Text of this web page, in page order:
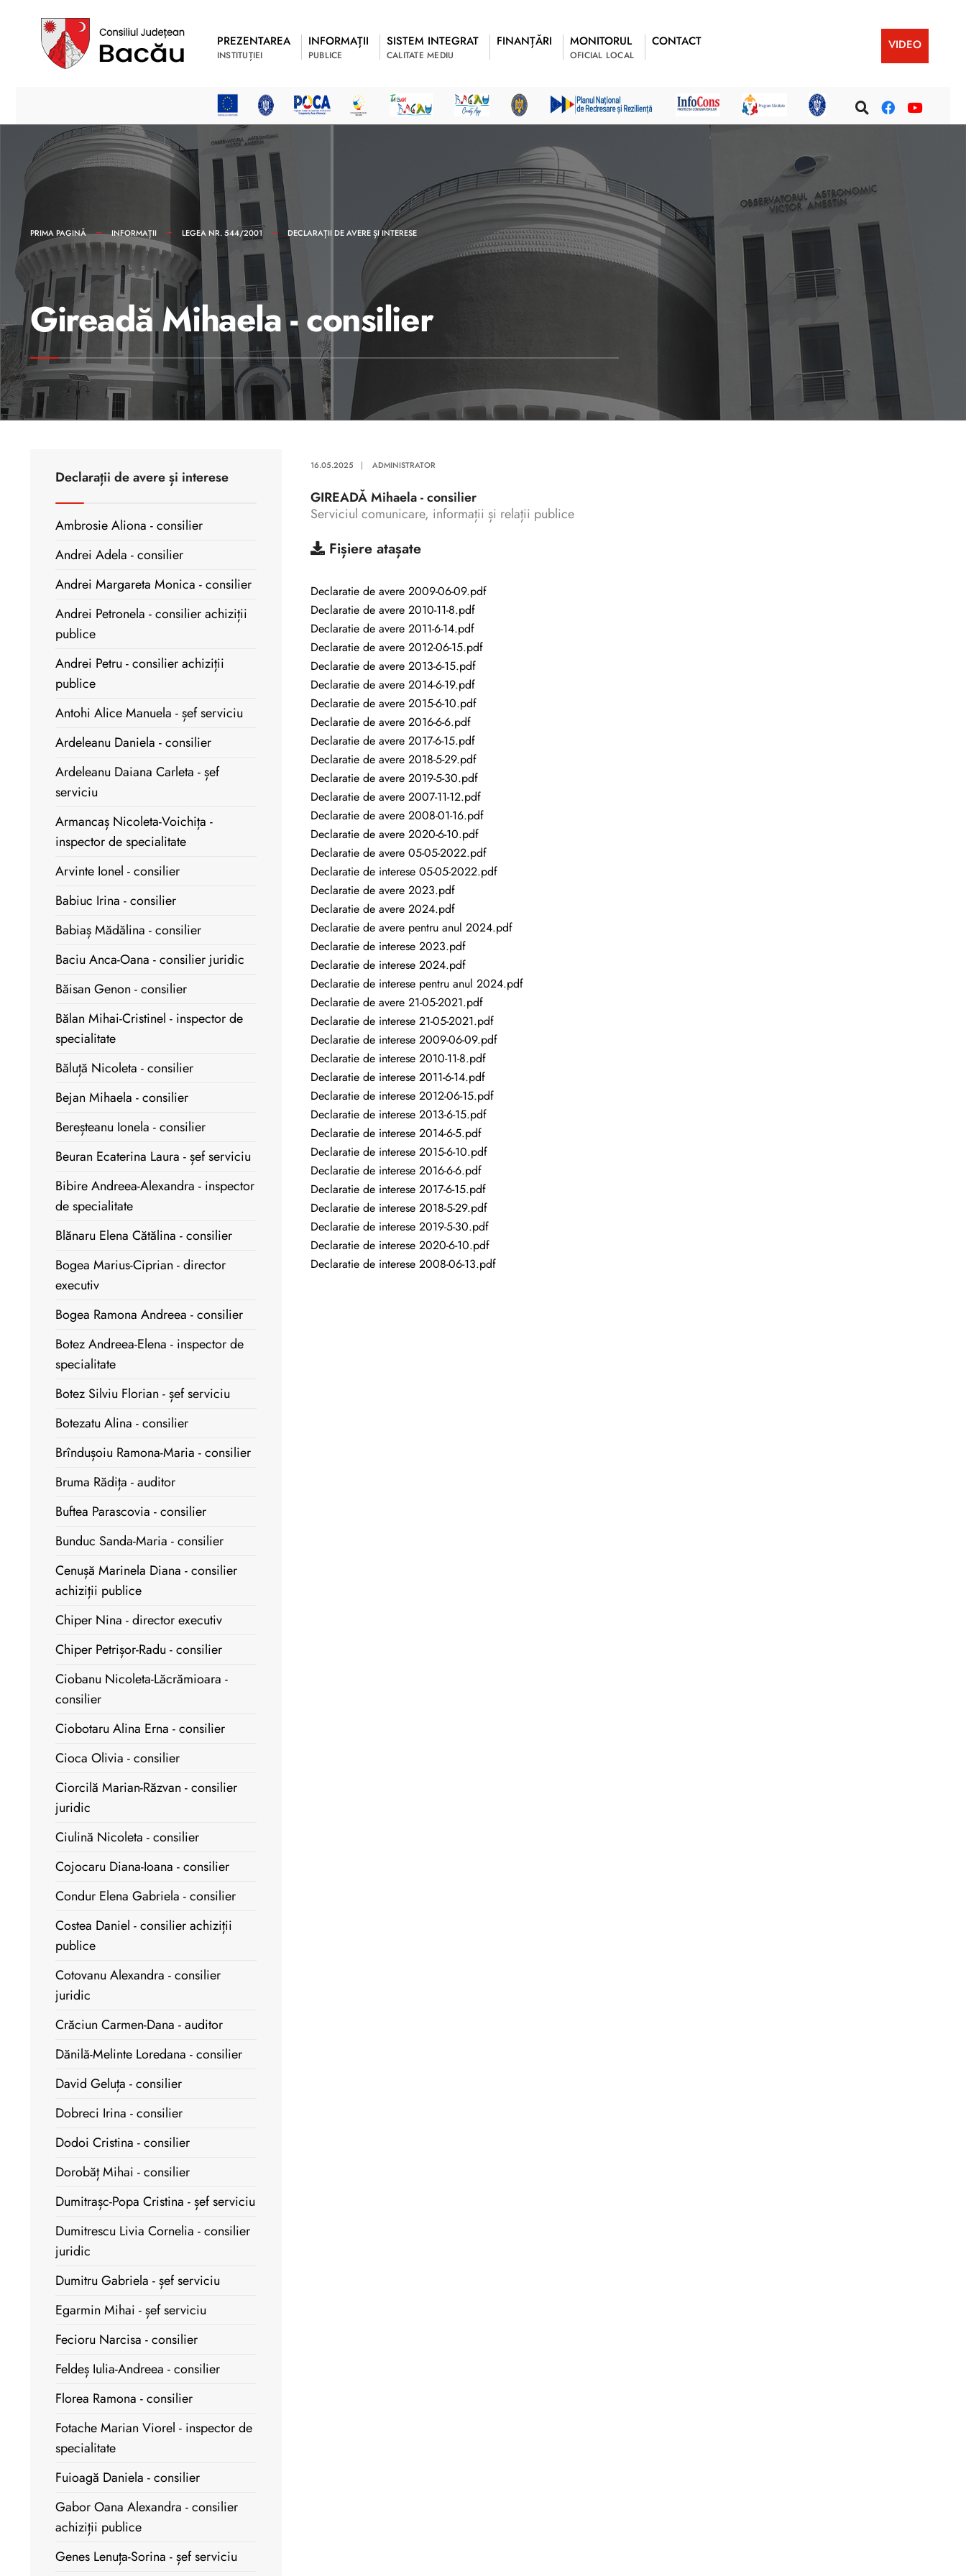
PREZENTAREA
INSTITUȚIEI
INFORMAȚII
PUBLICE
SISTEM INTEGRAT
CALITATE MEDIU
FINANȚĂRI MONITORUL
OFICIAL LOCAL
CONTACT VIDEO
PRIMA PAGINĂ INFORMAȚII LEGEA NR. 544/2001 DECLARAȚII DE AVERE ȘI INTERESE
Gireadă Mihaela - consilier
16.05.2025 | ADMINISTRATOR
GIREADĂ Mihaela - consilier
Serviciul comunicare, informații și relații publice
Fișiere atașate
Declaratie de avere 2009-06-09.pdf
Declaratie de avere 2010-11-8.pdf
Declaratie de avere 2011-6-14.pdf
Declaratie de avere 2012-06-15.pdf
Declaratie de avere 2013-6-15.pdf
Declaratie de avere 2014-6-19.pdf
Declaratie de avere 2015-6-10.pdf
Declaratie de avere 2016-6-6.pdf
Declaratie de avere 2017-6-15.pdf
Declaratie de avere 2018-5-29.pdf
Declaratie de avere 2019-5-30.pdf
Declaratie de avere 2007-11-12.pdf
Declaratie de avere 2008-01-16.pdf
Declaratie de avere 2020-6-10.pdf
Declaratie de avere 05-05-2022.pdf
Declaratie de interese 05-05-2022.pdf
Declaratie de avere 2023.pdf
Declaratie de avere 2024.pdf
Declaratie de avere pentru anul 2024.pdf
Declaratie de interese 2023.pdf
Declaratie de interese 2024.pdf
Declaratie de interese pentru anul 2024.pdf
Declaratie de avere 21-05-2021.pdf
Declaratie de interese 21-05-2021.pdf
Declaratie de interese 2009-06-09.pdf
Declaratie de interese 2010-11-8.pdf
Declaratie de interese 2011-6-14.pdf
Declaratie de interese 2012-06-15.pdf
Declaratie de interese 2013-6-15.pdf
Declaratie de interese 2014-6-5.pdf
Declaratie de interese 2015-6-10.pdf
Declaratie de interese 2016-6-6.pdf
Declaratie de interese 2017-6-15.pdf
Declaratie de interese 2018-5-29.pdf
Declaratie de interese 2019-5-30.pdf
Declaratie de interese 2020-6-10.pdf
Declaratie de interese 2008-06-13.pdf
Declarații de avere și interese
Ambrosie Aliona - consilier
Andrei Adela - consilier
Andrei Margareta Monica - consilier
Andrei Petronela - consilier achiziții
publice
Andrei Petru - consilier achiziții
publice
Antohi Alice Manuela - șef serviciu
Ardeleanu Daniela - consilier
Ardeleanu Daiana Carleta - șef
serviciu
Armancaș Nicoleta-Voichița -
inspector de specialitate
Arvinte Ionel - consilier
Babiuc Irina - consilier
Babiaș Mădălina - consilier
Baciu Anca-Oana - consilier juridic
Băisan Genon - consilier
Bălan Mihai-Cristinel - inspector de
specialitate
Băluță Nicoleta - consilier
Bejan Mihaela - consilier
Bereșteanu Ionela - consilier
Beuran Ecaterina Laura - șef serviciu
Bibire Andreea-Alexandra - inspector
de specialitate
Blănaru Elena Cătălina - consilier
Bogea Marius-Ciprian - director
executiv
Bogea Ramona Andreea - consilier
Botez Andreea-Elena - inspector de
specialitate
Botez Silviu Florian - șef serviciu
Botezatu Alina - consilier
Brîndușoiu Ramona-Maria - consilier
Bruma Rădița - auditor
Buftea Parascovia - consilier
Bunduc Sanda-Maria - consilier
Cenușă Marinela Diana - consilier
achiziții publice
Chiper Nina - director executiv
Chiper Petrișor-Radu - consilier
Ciobanu Nicoleta-Lăcrămioara -
consilier
Ciobotaru Alina Erna - consilier
Cioca Olivia - consilier
Ciorcilă Marian-Răzvan - consilier
juridic
Ciulină Nicoleta - consilier
Cojocaru Diana-Ioana - consilier
Condur Elena Gabriela - consilier
Costea Daniel - consilier achiziții
publice
Cotovanu Alexandra - consilier
juridic
Crăciun Carmen-Dana - auditor
Dănilă-Melinte Loredana - consilier
David Geluța - consilier
Dobreci Irina - consilier
Dodoi Cristina - consilier
Dorobăț Mihai - consilier
Dumitrașc-Popa Cristina - șef serviciu
Dumitrescu Livia Cornelia - consilier
juridic
Dumitru Gabriela - șef serviciu
Egarmin Mihai - șef serviciu
Fecioru Narcisa - consilier
Feldeș Iulia-Andreea - consilier
Florea Ramona - consilier
Fotache Marian Viorel - inspector de
specialitate
Fuioagă Daniela - consilier
Gabor Oana Alexandra - consilier
achiziții publice
Genes Lenuța-Sorina - șef serviciu